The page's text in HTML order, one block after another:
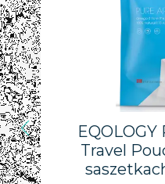
Travel